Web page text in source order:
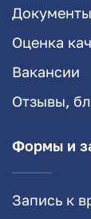
Оценка
Вакансии
Отзывы,
Формы и
Запись к